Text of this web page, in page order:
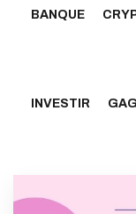
BANQUE
INVESTIR